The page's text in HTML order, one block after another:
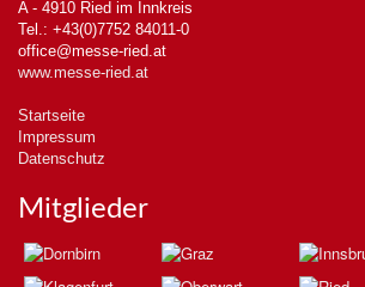
A - 4910 Ried im Innkreis
Tel.: +43(0)7752 84011-0
office@messe-ried.at
www.messe-ried.at
Startseite
Impressum
Datenschutz
Mitglieder